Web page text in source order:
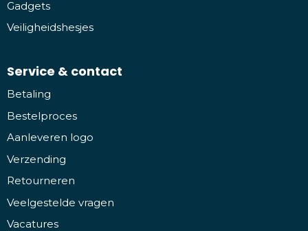
Gadgets
Veiligheidshesjes
Service & contact
Betaling
Bestelproces
Aanleveren logo
Verzending
Retourneren
Veelgestelde vragen
Vacatures